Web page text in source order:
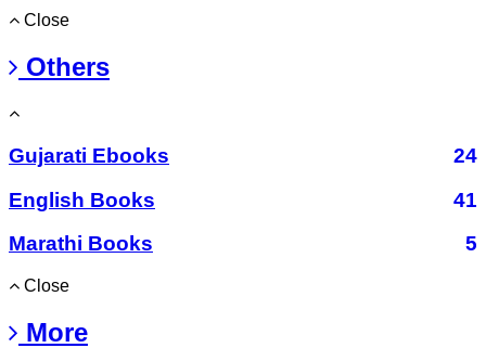
Close
Others
Gujarati Ebooks
24
English Books
41
Marathi Books
5
Close
More